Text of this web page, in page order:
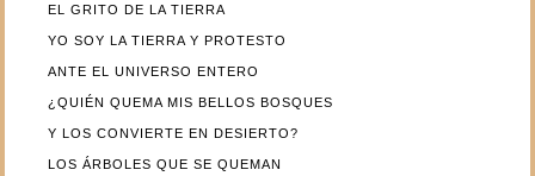
EL GRITO DE LA TIERRA
YO SOY LA TIERRA Y PROTESTO
ANTE EL UNIVERSO ENTERO
¿QUIÉN QUEMA MIS BELLOS BOSQUES
Y LOS CONVIERTE EN DESIERTO?
LOS ÁRBOLES QUE SE QUEMAN